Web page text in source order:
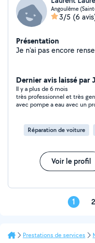
Angoulême
3/5 (6
Présentation
Dernier avis laissé par
Il y a plus de 6 mois
très professionnel et très
avec pompe a eau avec un
Réparation de voiture
Voir le profil
1 2
Prestations de services